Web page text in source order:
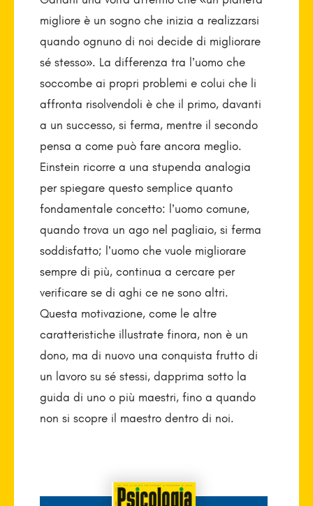
migliore è un sogno che inizia a realizzarsi
quando ognuno di noi decide di migliorare
sé stesso». La differenza tra l’uomo che
soccombe ai propri problemi e colui che li
affronta risolvendoli è che il primo, davanti
a un successo, si ferma, mentre il secondo
pensa a come può fare ancora meglio.
Einstein ricorre a una stupenda analogia
per spiegare questo semplice quanto
fondamentale concetto: l’uomo comune,
quando trova un ago nel pagliaio, si ferma
soddisfatto; l’uomo che vuole migliorare
sempre di più, continua a cercare per
verificare se di aghi ce ne sono altri.
Questa motivazione, come le altre
caratteristiche illustrate finora, non è un
dono, ma di nuovo una conquista frutto di
un lavoro su sé stessi, dapprima sotto la
guida di uno o più maestri, fino a quando
non si scopre il maestro dentro di noi.